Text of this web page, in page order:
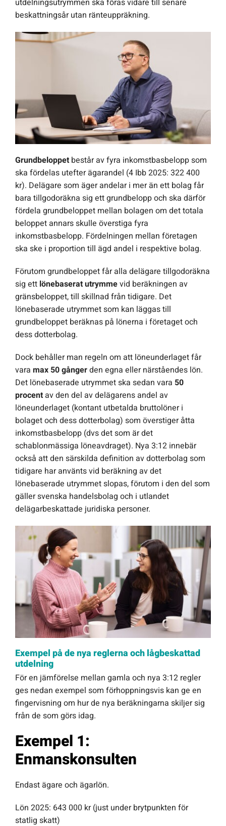
beskattningsår utan ränteuppräkning.
Grundbeloppetbestår av fyra inkomstbasbelopp som
ska fördelas utefter ägarandel (4 Ibb 2025: 322 400
kr). Delägare som äger andelar i mer än ett bolag får
bara tillgodoräkna sig ett grundbelopp och ska därför
fördela grundbeloppet mellan bolagen om det totala
beloppet annars skulle överstiga fyra
inkomstbasbelopp. Fördelningen mellan företagen
ska ske i proportion till ägd andel i respektive bolag.
Förutom grundbeloppet får alla delägare tillgodoräkna
sig ett lönebaserat utrymmevid beräkningen av
gränsbeloppet, till skillnad från tidigare. Det
lönebaserade utrymmet som kan läggas till
grundbeloppet beräknas på lönerna i företaget och
dess dotterbolag.
Dock behåller man regeln om att löneunderlaget får
vara max 50 gångerden egna eller närståendes lön.
Det lönebaserade utrymmet ska sedan vara 50
procentav den del av delägarens andel av
löneunderlaget (kontant utbetalda bruttolöner i
bolaget och dess dotterbolag) som överstiger åtta
inkomstbasbelopp (dvs det som är det
schablonmässiga löneavdraget). Nya 3:12 innebär
också att den särskilda definition av dotterbolag som
tidigare har använts vid beräkning av det
lönebaserade utrymmet slopas, förutom i den del som
gäller svenska handelsbolag och i utlandet
delägarbeskattade juridiska personer.
Exempel på de nya reglerna och lågbeskattad
utdelning
För en jämförelse mellan gamla och nya 3:12 regler
ges nedan exempel som förhoppningsvis kan ge en
fingervisning om hur de nya beräkningarna skiljer sig
från de som görs idag.
Exempel 1:
Enmanskonsulten
Endast ägare och ägarlön.
Lön 2025: 643 000 kr (just under brytpunkten för
statlig skatt)